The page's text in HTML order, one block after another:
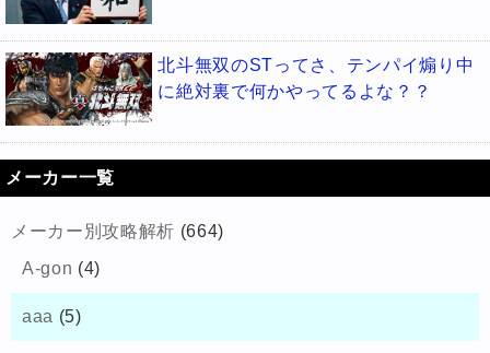
北斗無双のSTってさ、テンパイ煽り中
に絶対裏で何かやってるよな？？
メーカー一覧
メーカー別攻略解析 (664)
A-gon (4)
aaa (5)